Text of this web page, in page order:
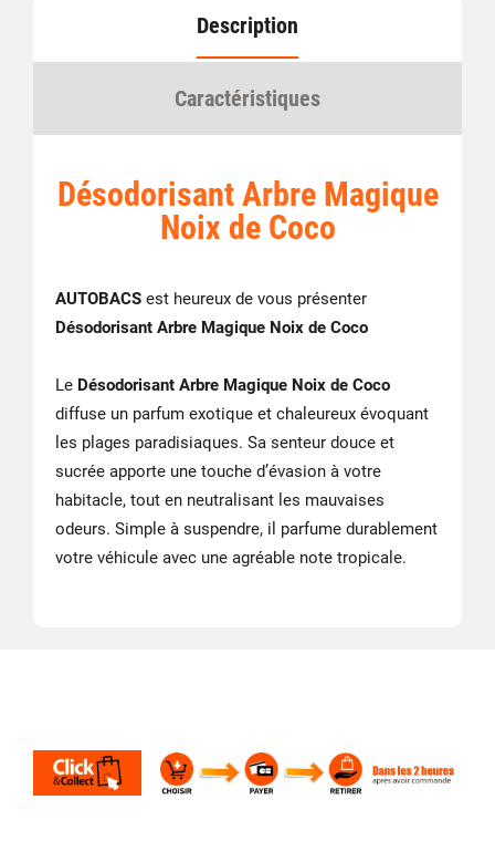
Description
Caractéristiques
Désodorisant Arbre Magique
Noix de Coco
AUTOBACS est heureux de vous présenter
Désodorisant Arbre Magique Noix de Coco
Le Désodorisant Arbre Magique Noix de Coco
diffuse un parfum exotique et chaleureux évoquant
les plages paradisiaques. Sa senteur douce et
sucrée apporte une touche d’évasion à votre
habitacle, tout en neutralisant les mauvaises
odeurs. Simple à suspendre, il parfume durablement
votre véhicule avec une agréable note tropicale.